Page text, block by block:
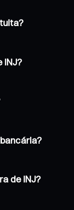
INJ?
de INJ?